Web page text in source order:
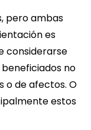
pero ambas
es
considerarse
no
o de afectos. O
estos